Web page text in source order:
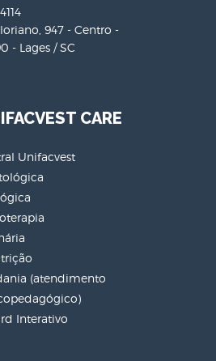
947 - Centro -
- Lages / SC
CARE
Unifacvest
(atendimento
Interativo